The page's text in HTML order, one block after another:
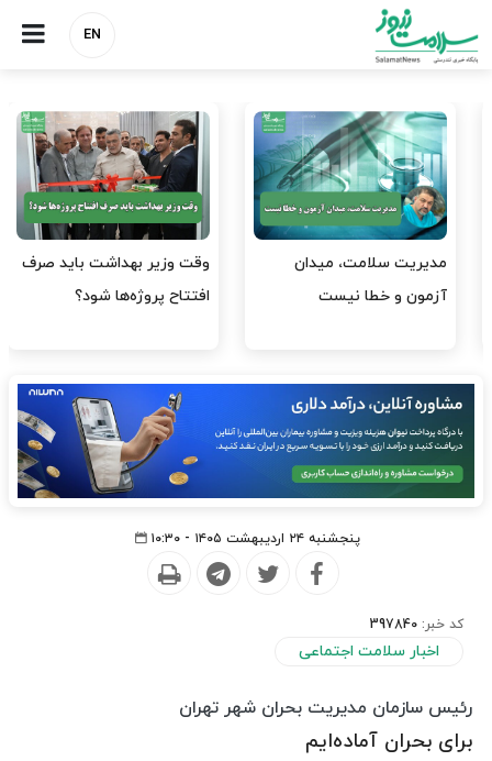
EN
وقت وزیر بهداشت باید صرف
افتتاح پروژه‌ها شود؟
واردات دارو و کالاهای اساسی
باید در اولویت تخصیص ارز
پنجشنبه ۲۴ اردیبهشت ۱۴۰۵ - ۱۰:۳۰
کد خبر: 397840
اخبار سلامت اجتماعی
رئیس سازمان مدیریت بحران شهر تهران
برای بحران آماده‌ایم